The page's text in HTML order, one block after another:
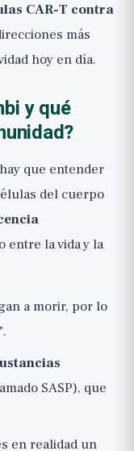
CAR-T contra
más
hoy en día.
y qué
que entender
del cuerpo
entre la vida y la
a morir, por lo
SASP), que
en realidad un